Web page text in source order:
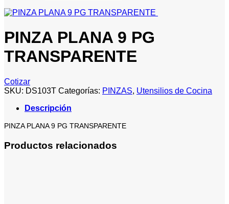
PINZA PLANA 9 PG
TRANSPARENTE
Cotizar
SKU: DS103T Categorías: PINZAS, Utensilios de Cocina
Descripción
PINZA PLANA 9 PG TRANSPARENTE
Productos relacionados